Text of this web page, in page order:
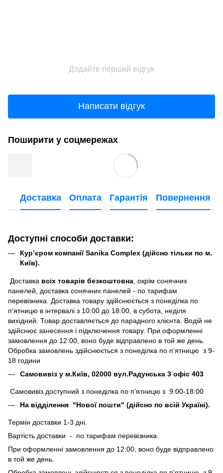
Додайте перший відгук
Написати відгук
Поширити у соцмережах
Доставка Оплата Гарантія Повернення
Доступні способи доставки:
Кур’єром компанії Sanika Complex (дійсно тільки по м.
Київ).
Доставка всіх товарів безкоштовна , окрім сонячних
панелей, доставка сонячних панелей - по тарифам
перевізника. Доставка товару здійснюється з понеділка по
п'ятницю в інтервалі з 10:00 до 18:00, в субота, неділя
вихідний. Товар доставляється до парадного клієнта. Водій не
здійснює занесення і підключення товару. При оформленні
замовлення до 12:00, воно буде відправлено в той же день.
Обробка замовлень здійснюється з понеділка по п’ятницю з 9-
18 години
Самовивіз у м.Київ, 02000 вул.Радунська 3 офіс 403
Самовивіз доступний з понеділка по п’ятницю з 9:00-18:00
На відділення "Нової пошти" (дійсно по всій Україні).
Термін доставки 1-3 дні.
Вартість доставки - по тарифам перевізника.
При оформленні замовлення до 12:00, воно буде відправлено
в той же день.